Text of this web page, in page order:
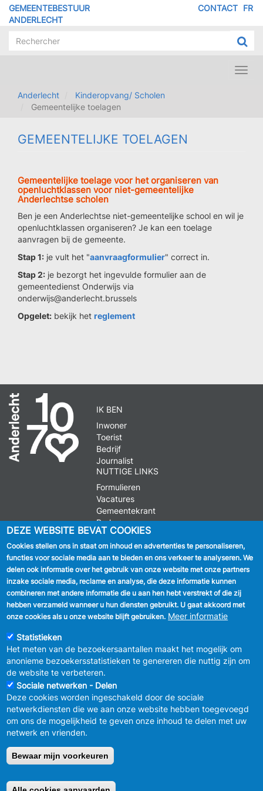
Overslaan
GEMEENTEBESTUUR
ANDERLECHT
FR
CONTACT
Anderlecht
Kinderopvang/ Scholen
Gemeentelijke toelagen
GEMEENTELIJKE TOELAGEN
Gemeentelijke toelage voor het organiseren van
openluchtklassen voor niet-gemeentelijke
Anderlechtse scholen
Ben je een Anderlechtse niet-gemeentelijke school en wil je
openluchtklassen organiseren? Je kan een toelage
aanvragen bij de gemeente.
Stap 1: je vult het "aanvraagformulier" correct in.
Stap 2: je bezorgt het ingevulde formulier aan de
gemeentedienst Onderwijs via
onderwijs@anderlecht.brussels
Opgelet: bekijk het reglement
IK BEN
Inwoner
Toerist
Bedrijf
Journalist
NUTTIGE LINKS
Formulieren
Vacatures
Gemeentekrant
Parkeren
VOLG ONS
Facebook
Linkedin
Instagram
MENU
FOOTER
LEGAL
Vertrouwelijkheid
Verbeteringsplan
van de sociale netwerken
1070-Brussel -
DEZE WEBSITE BEVAT COOKIES
Cookies stellen ons in staat om inhoud en advertenties te personaliseren,
functies voor sociale media aan te bieden en ons verkeer te analyseren. We
delen ook informatie over het gebruik van onze website met onze partners
inzake sociale media, reclame en analyse, die deze informatie kunnen
combineren met andere informatie die u aan hen hebt verstrekt of die zij
hebben verzameld wanneer u hun diensten gebruikt. U gaat akkoord met
onze cookies als u onze website blijft gebruiken. Meer informatie
Statistieken
Het meten van de bezoekersaantallen maakt het mogelijk om
anonieme bezoekersstatistieken te genereren die nuttig zijn om
de website te verbeteren.
Sociale netwerken - Delen
Deze cookies worden ingeschakeld door de sociale
netwerkdiensten die we aan onze website hebben toegevoegd
om ons de mogelijkheid te geven onze inhoud te delen met uw
netwerk en vrienden.
Bewaar mijn voorkeuren